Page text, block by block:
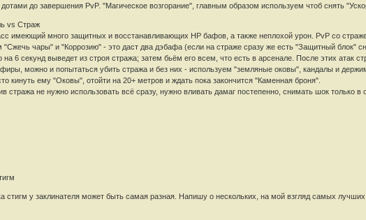
дотами до завершения PvP. "Магическое возгорание", главным образом используем чтоб снять
vs Страж
имеющий много защитных и восстанавливающих HP бафов, а также неплохой урон. PvP со
"Сжечь чары" и "Коррозию" - это даст два дэбафа (если на страже сразу же есть "Защитный блок"
на 6 секунд выведет из строя стража; затем бьём его всем, что есть в арсенале. После этих
можно и попытаться убить стража и без них - используем "земляные оковы", кандалы и
кинуть ему "Оковы", отойти на 20+ метров и ждать пока закончится "Каменная броня".
стража не нужно использовать всё сразу, нужно вливать дамаг постепенно, снимать шок только
стигм у заклинателя может быть самая разная. Напишу о нескольких, на мой взгляд самых лучших.